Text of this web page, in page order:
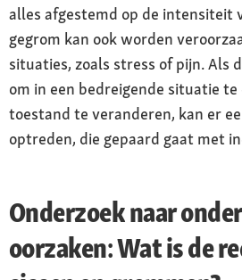
alles afgestemd op de intensiteit
gegrom kan ook worden
situaties, zoals stress of pijn. Als
om in een bedreigende situatie
toestand te veranderen, kan er
optreden, die gepaard gaat met
Onderzoek naar
oorzaken: Wat is de